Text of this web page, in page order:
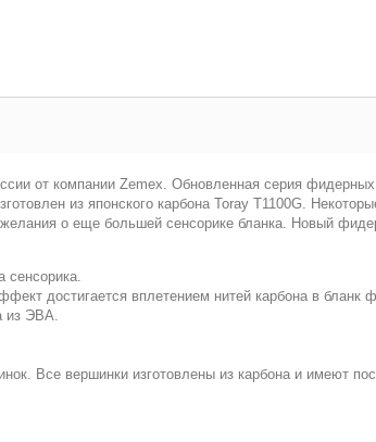
от компании Zemex. Обновленная серия
из японского карбона Toray Т1100G.
о еще большей сенсорике бланка. Новый
сенсорика.
достигается вплетением нитей карбона в бланк
из ЭВА.
Все вершинки изготовлены из карбона и имеют